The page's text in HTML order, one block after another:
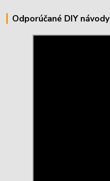
Odporúčané DIY návody